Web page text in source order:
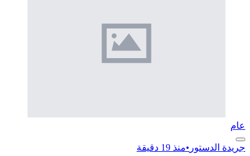
عام
جريدة الدستور •منذ 19 دقيقة